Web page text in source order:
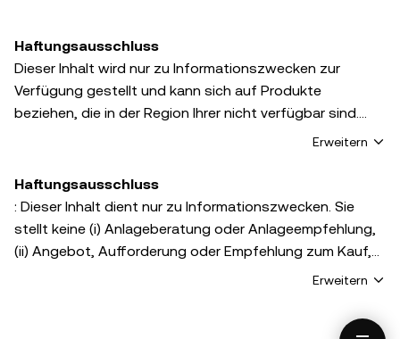
Haftungsausschluss
Dieser Inhalt wird nur zu Informationszwecken zur
Verfügung gestellt und kann sich auf Produkte
beziehen, die in der Region Ihrer nicht verfügbar sind.
Dies stellt weder (i) eine Anlageberatung oder
Aufforderung zum Kauf, Verkauf oder Halten von
digitalen Vermögenswerten oder (iii) eine Finanz-,
Buchhaltungs-, Rechts- oder Steuerberatung dar.
Digitale Vermögenswerte, einschließlich Stablecoins und
Erweitern
Haftungsausschluss
: Dieser Inhalt dient nur zu Informationszwecken. Sie
stellt keine (i) Anlageberatung oder Anlageempfehlung,
(ii) Angebot, Aufforderung oder Empfehlung zum Kauf,
Verkauf oder Halten von digitalen Vermögenswerten
Erweitern